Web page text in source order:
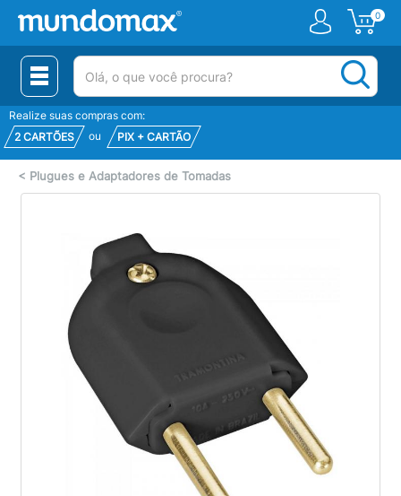
0
(pesquisar)
Realize suas compras com:
2 CARTÕES
ou PIX + CARTÃO
< Plugues e Adaptadores de Tomadas